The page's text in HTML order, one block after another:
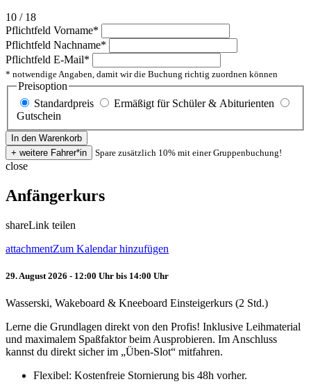
10 / 18
Pflichtfeld Vorname*
Pflichtfeld Nachname*
Pflichtfeld E-Mail*
* notwendige Angaben, damit wir die Buchung richtig zuordnen können
Preisoption
Standardpreis
Ermäßigt für Schüler & Abiturienten
Gutschein
Spare zusätzlich 10% mit einer Gruppenbuchung!
close
Anfängerkurs
shareLink teilen
attachmentZum Kalendar hinzufügen
29. August 2026 - 12:00 Uhr bis 14:00 Uhr
Wasserski, Wakeboard & Kneeboard Einsteigerkurs (2 Std.)
Lerne die Grundlagen direkt von den Profis! Inklusive Leihmaterial
und maximalem Spaßfaktor beim Ausprobieren. Im Anschluss
kannst du direkt sicher im „Üben-Slot“ mitfahren.
Flexibel: Kostenfreie Stornierung bis 48h vorher.